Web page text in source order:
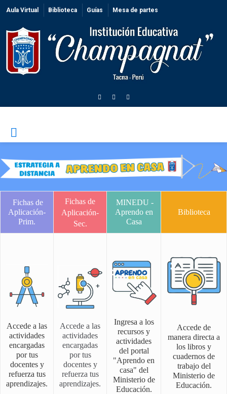
Aula Virtual Biblioteca Guías Mesa de partes
Fichas de
Aplicación-
Prim.
Fichas de
Aplicación-
Sec.
MINEDU -
Aprendo en
Casa
Biblioteca
Accede a las
actividades
encargadas
por tus
docentes y
refuerza tus
aprendizajes.
Accede a las
actividades
encargadas
por tus
docentes y
refuerza tus
aprendizajes.
Ingresa a los
recursos y
actividades
del portal
"Aprendo en
casa" del
Ministerio de
Educación.
Accede de
manera directa a
los libros y
cuadernos de
trabajo del
Ministerio de
Educación.